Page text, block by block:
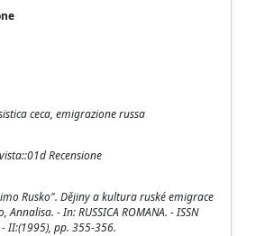
ceca, emigrazione russa
Recensione
Rusko". Dějiny a kultura ruské emigrace
- In: RUSSICA ROMANA. - ISSN
- II:(1995), pp. 355-356.